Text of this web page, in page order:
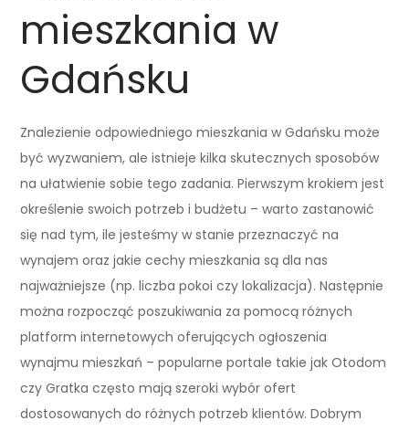
mieszkania w
Gdańsku
Znalezienie odpowiedniego mieszkania w Gdańsku może
być wyzwaniem, ale istnieje kilka skutecznych sposobów
na ułatwienie sobie tego zadania. Pierwszym krokiem jest
określenie swoich potrzeb i budżetu – warto zastanowić
się nad tym, ile jesteśmy w stanie przeznaczyć na
wynajem oraz jakie cechy mieszkania są dla nas
najważniejsze (np. liczba pokoi czy lokalizacja). Następnie
można rozpocząć poszukiwania za pomocą różnych
platform internetowych oferujących ogłoszenia
wynajmu mieszkań – popularne portale takie jak Otodom
czy Gratka często mają szeroki wybór ofert
dostosowanych do różnych potrzeb klientów. Dobrym